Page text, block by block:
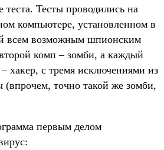
теста. Тесты проводились на
компьютере, установленном в
всем возможным шпионским
комп – зомби, а каждый
– хакер, с тремя исключениями из
(впрочем, точно такой же зомби,
первым делом